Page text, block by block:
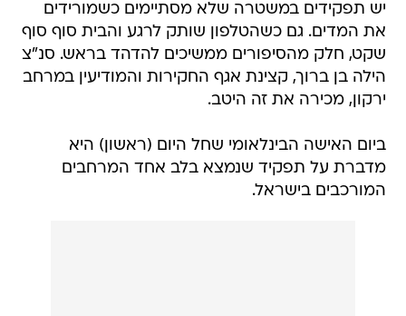
יש תפקידים במשטרה שלא מסתיימים כשמורידים
את המדים. גם כשהטלפון שותק לרגע והבית סוף סוף
שקט, חלק מהסיפורים ממשיכים להדהד בראש. סנ"צ
הילה בן ברוך, קצינת אגף החקירות והמודיעין במרחב
ירקון, מכירה את זה היטב.
ביום האישה הבינלאומי שחל היום (ראשון) היא
מדברת על תפקיד שנמצא בלב אחד המרחבים
המורכבים בישראל.